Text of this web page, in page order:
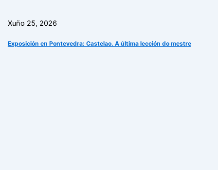
Xuño 25, 2026
Exposición en Pontevedra: Castelao. A última lección do mestre